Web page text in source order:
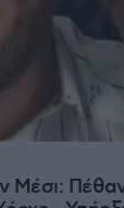
Μέσι: